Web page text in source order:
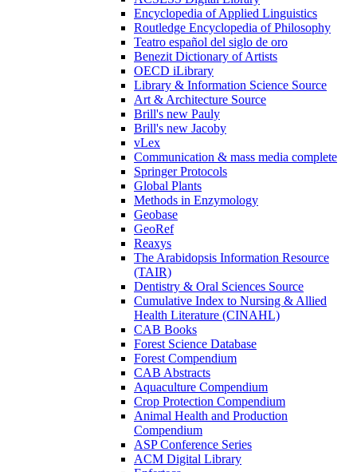
Encyclopedia of Applied Linguistics
Routledge Encyclopedia of Philosophy
Teatro español del siglo de oro
Benezit Dictionary of Artists
OECD iLibrary
Library & Information Science Source
Art & Architecture Source
Brill's new Pauly
Brill's new Jacoby
vLex
Communication & mass media complete
Springer Protocols
Global Plants
Methods in Enzymology
Geobase
GeoRef
Reaxys
The Arabidopsis Information Resource
(TAIR)
Dentistry & Oral Sciences Source
Cumulative Index to Nursing & Allied
Health Literature (CINAHL)
CAB Books
Forest Science Database
Forest Compendium
CAB Abstracts
Aquaculture Compendium
Crop Protection Compendium
Animal Health and Production
Compendium
ASP Conference Series
ACM Digital Library